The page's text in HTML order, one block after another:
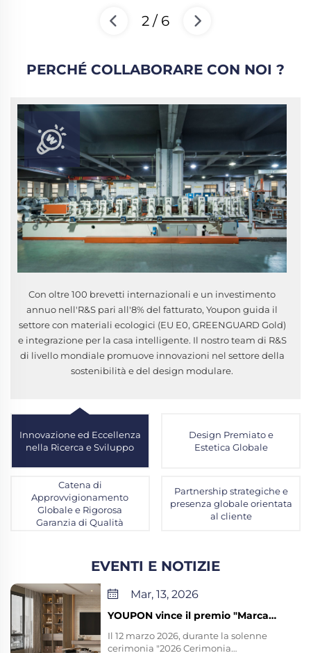
2 / 6
PERCHÉ COLLABORARE CON NOI ?
Con oltre 100 brevetti internazionali e un investimento
annuo nell'R&S pari all'8% del fatturato, Youpon guida il
settore con materiali ecologici (EU E0, GREENGUARD Gold)
e integrazione per la casa intelligente. Il nostro team di R&S
di livello mondiale promuove innovazioni nel settore della
sostenibilità e del design modulare.
Innovazione ed Eccellenza
nella Ricerca e Sviluppo
Design Premiato e
Estetica Globale
Catena di
Approvvigionamento
Globale e Rigorosa
Garanzia di Qualità
Partnership strategiche e
presenza globale orientata
al cliente
EVENTI E NOTIZIE
Mar, 13, 2026
YOUPON vince il premio "Marca
Integrati", guidando la
Il 12 marzo 2026, durante la solenne
cerimonia "2026 Cerimonia